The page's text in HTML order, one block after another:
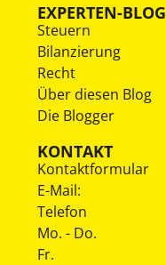
EXPERTEN-BLOG
Steuern
Bilanzierung
Recht
Über diesen Blog
Die Blogger
KONTAKT
Kontaktformular
E-Mail:
Telefon
Mo. - Do.
Fr.